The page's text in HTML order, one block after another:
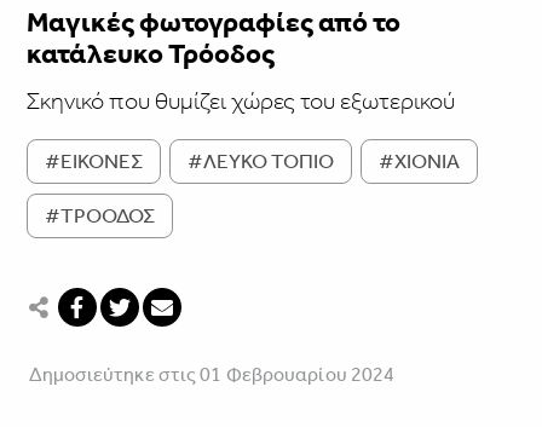
Μαγικές φωτογραφίες από το
κατάλευκο Τρόοδος
Σκηνικό που θυμίζει χώρες του εξωτερικού
#ΕΙΚΟΝΕΣ #ΛΕΥΚΟ ΤΟΠΙΟ #ΧΙΟΝΙΑ
#ΤΡΟΟΔΟΣ
Δημοσιεύτηκε στις 01 Φεβρουαρίου 2024